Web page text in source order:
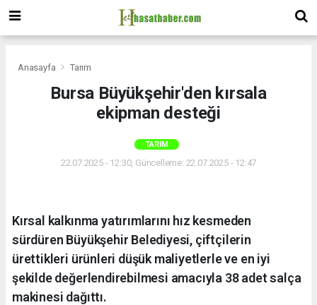
Anasayfa Tarım
Bursa Büyükşehir'den kırsala
ekipman desteği
TARIM
22.07.2025 - 12:30, Güncelleme: 22.07.2025 - 12:47
Kırsal kalkınma yatırımlarını hız kesmeden
sürdüren Büyükşehir Belediyesi, çiftçilerin
ürettikleri ürünleri düşük maliyetlerle ve en iyi
şekilde değerlendirebilmesi amacıyla 38 adet salça
makinesi dağıttı.